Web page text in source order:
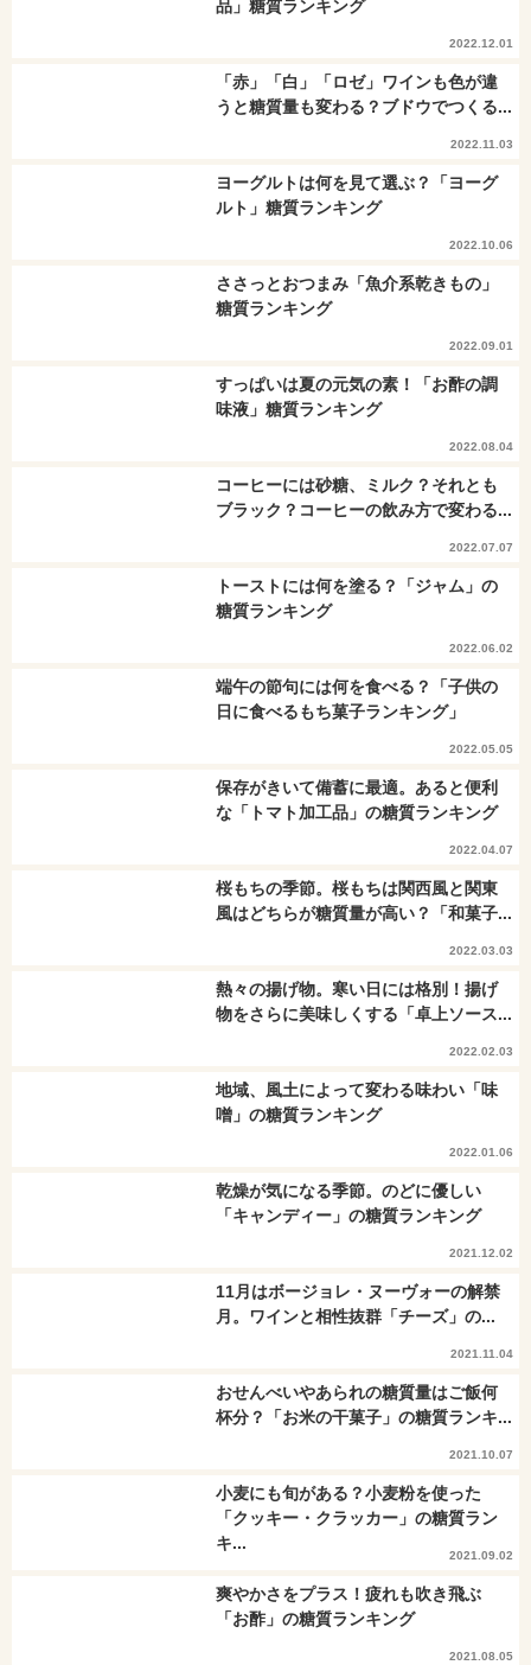
品」糖質ランキング
2022.12.01
「赤」「白」「ロゼ」ワインも色が違
うと糖質量も変わる？ブドウでつくる...
2022.11.03
ヨーグルトは何を見て選ぶ？「ヨーグ
ルト」糖質ランキング
2022.10.06
ささっとおつまみ「魚介系乾きもの」
糖質ランキング
2022.09.01
すっぱいは夏の元気の素！「お酢の調
味液」糖質ランキング
2022.08.04
コーヒーには砂糖、ミルク？それとも
ブラック？コーヒーの飲み方で変わる...
2022.07.07
トーストには何を塗る？「ジャム」の
糖質ランキング
2022.06.02
端午の節句には何を食べる？「子供の
日に食べるもち菓子ランキング」
2022.05.05
保存がきいて備蓄に最適。あると便利
な「トマト加工品」の糖質ランキング
2022.04.07
桜もちの季節。桜もちは関西風と関東
風はどちらが糖質量が高い？「和菓子...
2022.03.03
熱々の揚げ物。寒い日には格別！揚げ
物をさらに美味しくする「卓上ソース...
2022.02.03
地域、風土によって変わる味わい「味
噌」の糖質ランキング
2022.01.06
乾燥が気になる季節。のどに優しい
「キャンディー」の糖質ランキング
2021.12.02
11月はボージョレ・ヌーヴォーの解禁
月。ワインと相性抜群「チーズ」の...
2021.11.04
おせんべいやあられの糖質量はご飯何
杯分？「お米の干菓子」の糖質ランキ...
2021.10.07
小麦にも旬がある？小麦粉を使った
「クッキー・クラッカー」の糖質ラン
キ...
2021.09.02
爽やかさをプラス！疲れも吹き飛ぶ
「お酢」の糖質ランキング
2021.08.05